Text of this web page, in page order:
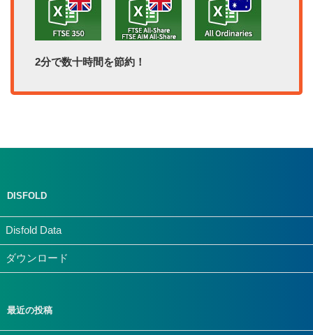
2分で数十時間を節約！
DISFOLD
Disfold Data
ダウンロード
最近の投稿